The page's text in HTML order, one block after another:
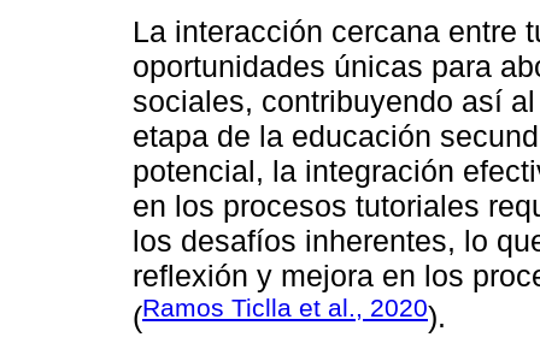
La interacción cercana entre
oportunidades únicas para
sociales, contribuyendo así
etapa de la educación
potencial, la integración
en los procesos tutoriales
los desafíos inherentes, lo
reflexión y mejora en los
(Ramos Ticlla et al., 2020).